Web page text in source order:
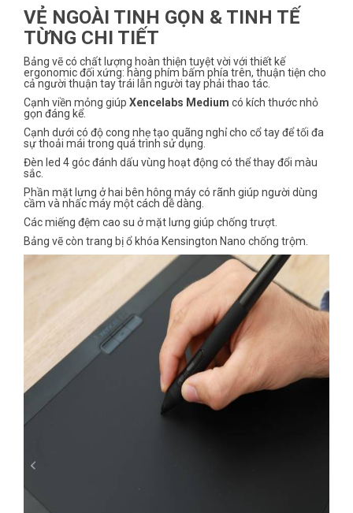
VẺ NGOÀI TINH GỌN & TINH TẾ
TỪNG CHI TIẾT
Bảng vẽ có chất lượng hoàn thiện tuyệt vời với thiết kế
ergonomic đối xứng: hàng phím bấm phía trên, thuận tiện cho
cả người thuận tay trái lẫn người tay phải thao tác.
Cạnh viền mỏng giúp Xencelabs Medium có kích thước nhỏ
gọn đáng kể.
Cạnh dưới có độ cong nhẹ tạo quãng nghỉ cho cổ tay để tối đa
sự thoải mái trong quá trình sử dụng.
Đèn led 4 góc đánh dấu vùng hoạt động có thể thay đổi màu
sắc.
Phần mặt lưng ở hai bên hông máy có rãnh giúp người dùng
cầm và nhấc máy một cách dễ dàng.
Các miếng đệm cao su ở mặt lưng giúp chống trượt.
Bảng vẽ còn trang bị ổ khóa Kensington Nano chống trộm.